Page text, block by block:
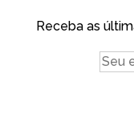
Receba as